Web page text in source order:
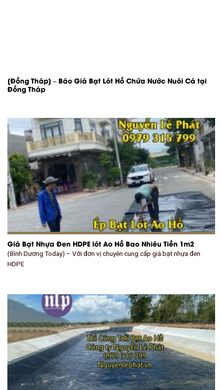
[Đồng Tháp] – Báo Giá Bạt Lót Hồ Chứa Nước Nuôi Cá tại
Đồng Tháp
Giá Bạt Nhựa Đen HDPE lót Ao Hồ Bao Nhiêu Tiền 1m2
(Bình Dương Today) – Với đơn vị chuyên cung cấp giá bạt nhựa đen
HDPE